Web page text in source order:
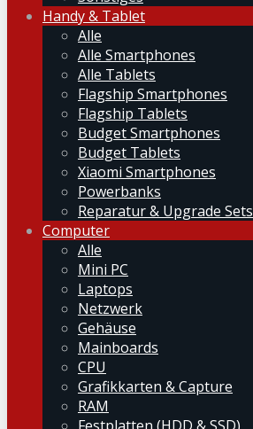
Handy & Tablet
Alle
Alle Smartphones
Alle Tablets
Flagship Smartphones
Flagship Tablets
Budget Smartphones
Budget Tablets
Xiaomi Smartphones
Powerbanks
Reparatur & Upgrade Sets
Computer
Alle
Mini PC
Laptops
Netzwerk
Gehäuse
Mainboards
CPU
Grafikkarten & Capture
RAM